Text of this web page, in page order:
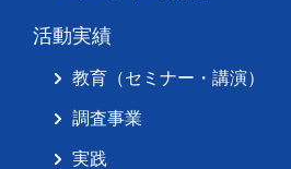
活動実績
教育（セミナー・講演）
調査事業
実践